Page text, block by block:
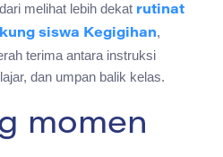
melihat lebih dekat rutinat
siswa Kegigihan,
terima antara instruksi
dan umpan balik kelas.
momen